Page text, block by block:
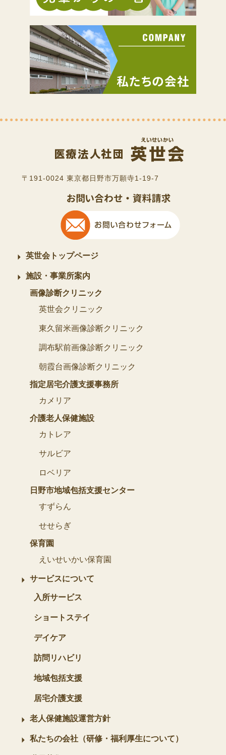
〒191-0024 東京都日野市万願寺1-19-7
英世会トップページ
施設・事業所案内
画像診断クリニック
英世会クリニック
東久留米画像診断クリニック
調布駅前画像診断クリニック
朝霞台画像診断クリニック
指定居宅介護支援事務所
カメリア
介護老人保健施設
カトレア
サルビア
ロベリア
日野市地域包括支援センター
すずらん
せせらぎ
保育園
えいせいかい保育園
サービスについて
入所サービス
ショートステイ
デイケア
訪問リハビリ
地域包括支援
居宅介護支援
老人保健施設運営方針
私たちの会社（研修・福利厚生について）